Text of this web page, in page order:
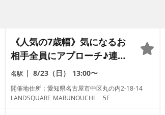
《人気の7歳幅》気になるお
相手全員にアプローチ♪連絡
先交換率70％超！
名駅 8/23（日） 13:00〜
開催地住所：愛知県名古屋市中区丸の内2-18-14
LANDSQUARE MARUNOUCHI 5F